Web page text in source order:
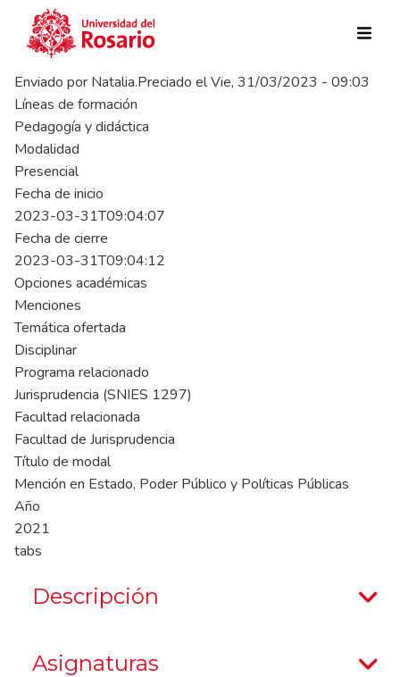
Pasar al contenido principal
Enviado por Natalia.Preciado elVie, 31/03/2023 - 09:03
Líneas de formación
Pedagogía y didáctica
Modalidad
Presencial
Fecha de inicio
2023-03-31T09:04:07
Fecha de cierre
2023-03-31T09:04:12
Opciones académicas
Menciones
Temática ofertada
Disciplinar
Programa relacionado
Jurisprudencia (SNIES 1297)
Facultad relacionada
Facultad de Jurisprudencia
Título de modal
Mención en Estado, Poder Público y Políticas Públicas
Año
2021
tabs
Descripción
Asignaturas